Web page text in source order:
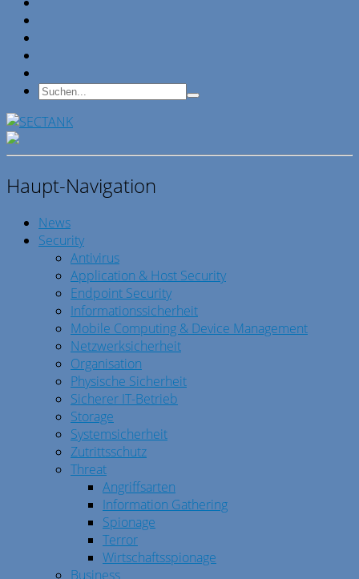
Haupt-Navigation
News
Security
Antivirus
Application & Host Security
Endpoint Security
Informationssicherheit
Mobile Computing & Device Management
Netzwerksicherheit
Organisation
Physische Sicherheit
Sicherer IT-Betrieb
Storage
Systemsicherheit
Zutrittsschutz
Threat
Angriffsarten
Information Gathering
Spionage
Terror
Wirtschaftsspionage
Business